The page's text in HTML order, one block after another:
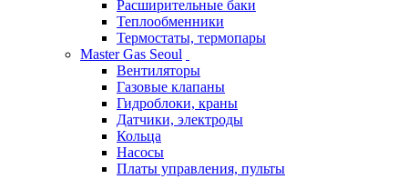
Расширительные баки
Теплообменники
Термостаты, термопары
Master Gas Seoul
Вентиляторы
Газовые клапаны
Гидроблоки, краны
Датчики, электроды
Кольца
Насосы
Платы управления, пульты